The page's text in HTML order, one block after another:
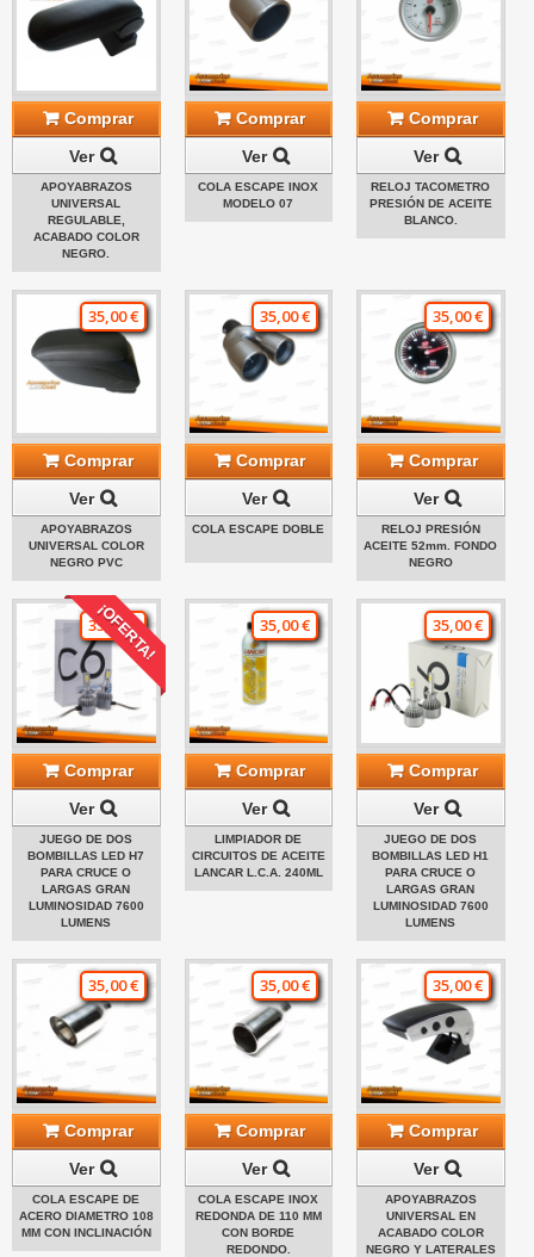
Comprar
Ver
APOYABRAZOS
UNIVERSAL
REGULABLE,
ACABADO COLOR
NEGRO.
Comprar
Ver
COLA ESCAPE INOX
MODELO 07
Comprar
Ver
RELOJ TACOMETRO
PRESIÓN DE ACEITE
BLANCO.
35,00 €
Comprar
Ver
APOYABRAZOS
UNIVERSAL COLOR
NEGRO PVC
35,00 €
Comprar
Ver
COLA ESCAPE DOBLE
35,00 €
Comprar
Ver
RELOJ PRESIÓN
ACEITE 52mm. FONDO
NEGRO
¡OFERTA!
35,00 €
Comprar
Ver
JUEGO DE DOS
BOMBILLAS LED H7
PARA CRUCE O
LARGAS GRAN
LUMINOSIDAD 7600
LUMENS
35,00 €
Comprar
Ver
LIMPIADOR DE
CIRCUITOS DE ACEITE
LANCAR L.C.A. 240ML
35,00 €
Comprar
Ver
JUEGO DE DOS
BOMBILLAS LED H1
PARA CRUCE O
LARGAS GRAN
LUMINOSIDAD 7600
LUMENS
35,00 €
Comprar
Ver
COLA ESCAPE DE
ACERO DIAMETRO 108
MM CON INCLINACIÓN
35,00 €
Comprar
Ver
COLA ESCAPE INOX
REDONDA DE 110 MM
CON BORDE
REDONDO.
35,00 €
Comprar
Ver
APOYABRAZOS
UNIVERSAL EN
ACABADO COLOR
NEGRO Y LATERALES